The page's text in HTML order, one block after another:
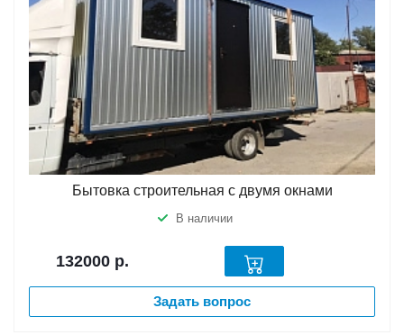
Бытовка строительная с двумя окнами
В наличии
132000 р.
Задать вопрос